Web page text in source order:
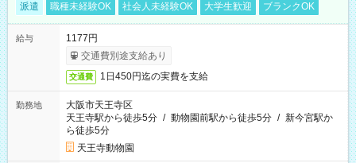
派遣 職種未経験OK 社会人未経験OK 大学生歓迎 ブランクOK
給与
1177円
交通費別途支給あり
交通費 1日450円迄の実費を支給
勤務地
大阪市天王寺区
天王寺駅から徒歩5分 / 動物園前駅から徒歩5分 / 新今宮駅か
ら徒歩5分
天王寺動物園